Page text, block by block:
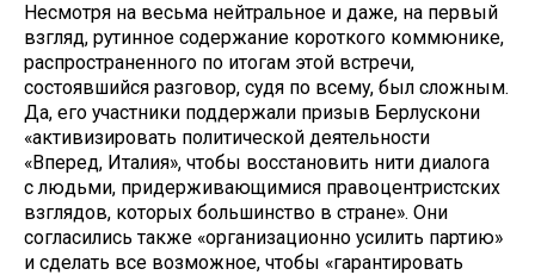
Несмотря на весьма нейтральное и даже, на первый
взгляд, рутинное содержание короткого коммюнике,
распространенного по итогам этой встречи,
состоявшийся разговор, судя по всему, был сложным.
Да, его участники поддержали призыв Берлускони
«активизировать политической деятельности
«Вперед, Италия», чтобы восстановить нити диалога
с людьми, придерживающимися правоцентристских
взглядов, которых большинство в стране». Они
согласились также «организационно усилить партию»
и сделать все возможное, чтобы «гарантировать